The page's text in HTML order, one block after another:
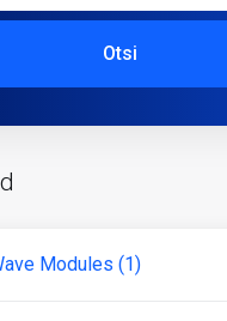
Otsi
Modules (1)